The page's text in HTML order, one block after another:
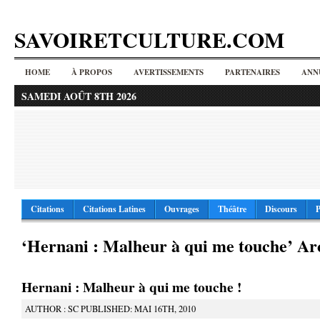
SAVOIRETCULTURE.COM
HOME À PROPOS AVERTISSEMENTS PARTENAIRES
SAMEDI AOÛT 8TH 2026
Citations Citations Latines Ouvrages Théâtre Discours
‘Hernani : Malheur à qui me touche’
Hernani : Malheur à qui me touche !
AUTHOR : SC PUBLISHED: MAI 16TH, 2010